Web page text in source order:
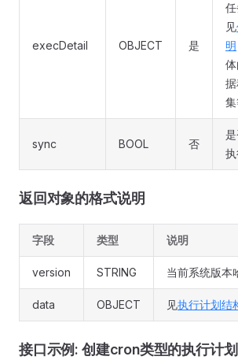
execDetail OBJECT 是
任
见
明
sync BOOL 否
返回对象的格式说明
字段 类型 说明
version STRING 当前系统版本
data OBJECT 见执行计划结
接口示例: 创建cron类型的执行计划